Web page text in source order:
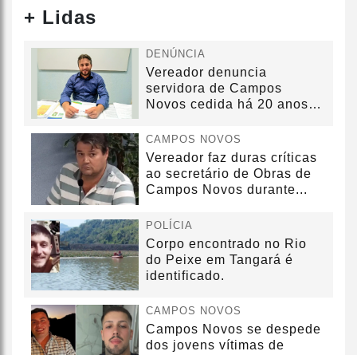
+ Lidas
DENÚNCIA
Vereador denuncia
servidora de Campos
Novos cedida há 20 anos
CAMPOS NOVOS
Vereador faz duras críticas
ao secretário de Obras de
Campos Novos durante...
POLÍCIA
Corpo encontrado no Rio
do Peixe em Tangará é
identificado.
CAMPOS NOVOS
Campos Novos se despede
dos jovens vítimas de